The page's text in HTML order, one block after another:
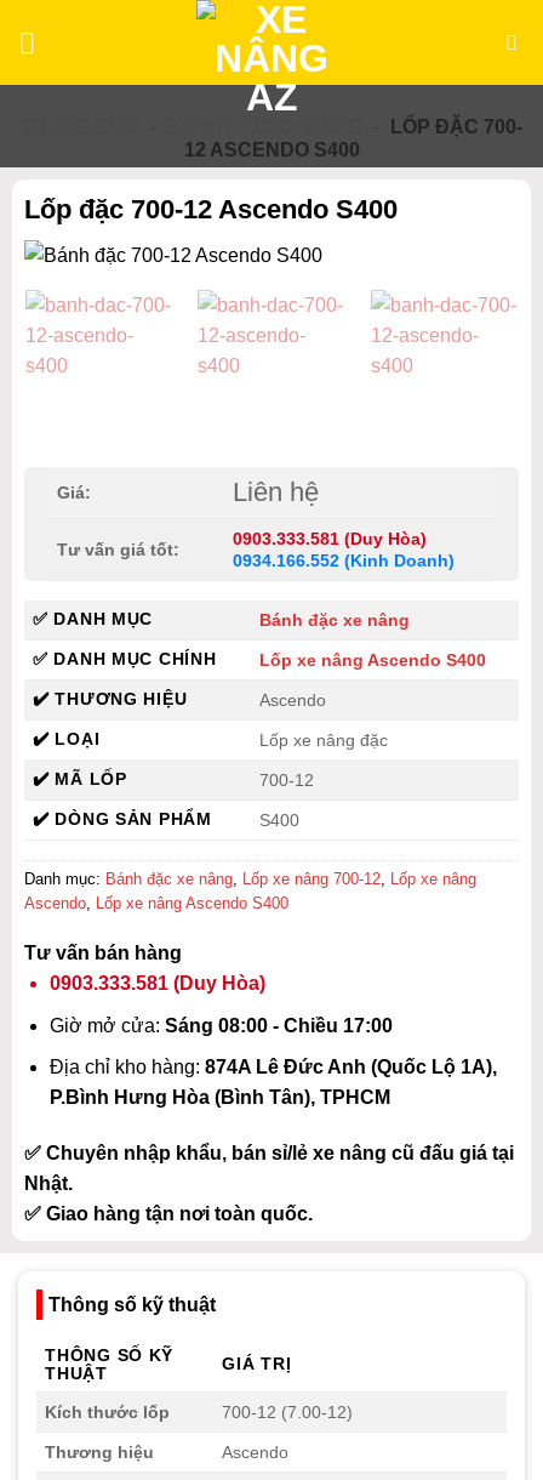
LỐP ĐẶC 700-
12 ASCENDO S400
Lốp đặc 700-12 Ascendo S400
Giá: Liên hệ
Tư vấn giá tốt:
0903.333.581 (Duy Hòa)
0934.166.552 (Kinh Doanh)
✅ DANH MỤC
Bánh đặc xe nâng
✅ DANH MỤC CHÍNH
Lốp xe nâng Ascendo S400
✔️ THƯƠNG HIỆU
Ascendo
✔️ LOẠI
Lốp xe nâng đặc
✔️ MÃ LỐP
700-12
✔️ DÒNG SẢN PHẨM
S400
Danh mục: Bánh đặc xe nâng, Lốp xe nâng 700-12, Lốp xe nâng
Ascendo, Lốp xe nâng Ascendo S400
Tư vấn bán hàng
0903.333.581 (Duy Hòa)
Giờ mở cửa: Sáng 08:00 - Chiều 17:00
Địa chỉ kho hàng: 874A Lê Đức Anh (Quốc Lộ 1A),
P.Bình Hưng Hòa (Bình Tân), TPHCM
✅ Chuyên nhập khẩu, bán sỉ/lẻ xe nâng cũ đấu giá tại
Nhật.
✅ Giao hàng tận nơi toàn quốc.
Thông số kỹ thuật
THÔNG SỐ KỸ
THUẬT
GIÁ TRỊ
Kích thước lốp 700-12 (7.00-12)
Thương hiệu Ascendo